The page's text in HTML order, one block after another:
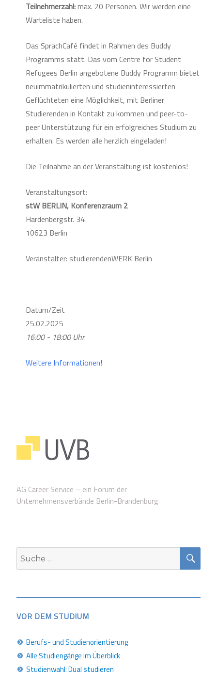
Teilnehmerzahl:max. 20 Personen. Wir werden eine
Warteliste haben.
Das SprachCafé findet in Rahmen des Buddy
Programms statt. Das vom Centre for Student
Refugees Berlin angebotene Buddy Programm bietet
neuimmatrikulierten und studieninteressierten
Geflüchteten eine Möglichkeit, mit Berliner
Studierenden in Kontakt zu kommen und peer-to-
peer Unterstützung für ein erfolgreiches Studium zu
erhalten. Es werden alle herzlich eingeladen!
Die Teilnahme an der Veranstaltung ist kostenlos!
Veranstaltungsort:
stW BERLIN, Konferenzraum 2
Hardenbergstr. 34
10623 Berlin
Veranstalter: studierendenWERK Berlin
Datum/Zeit
25.02.2025
16:00 - 18:00 Uhr
Weitere Informationen!
AG Career Service – ein Forum der
Unternehmensverbände Berlin-Brandenburg
Suche
nach:
VOR DEM STUDIUM
Berufs- und Studienorientierung
Alle Studiengänge im Überblick
Studienwahl: Dual studieren